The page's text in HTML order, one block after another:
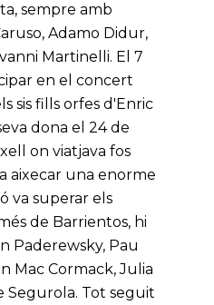
sempre amb
Adamo Didur,
Martinelli. El 7
en el concert
sis fills orfes d'Enric
dona el 24 de
on viatjava fos
aixecar una enorme
va superar els
de Barrientos, hi
Paderewsky, Pau
Mac Cormack, Julia
Segurola. Tot seguit